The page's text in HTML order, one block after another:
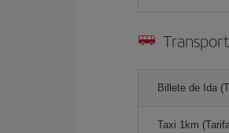
Billete de Ida
Taxi 1km